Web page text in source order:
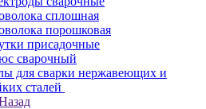
сплошная
порошковая
присадочные
сварочный
для сварки нержавеющих и
сталей